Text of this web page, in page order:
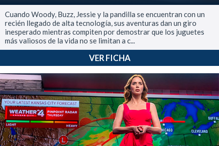
Cuando Woody, Buzz, Jessie y la pandilla se encuentran con un
recién llegado de alta tecnología, sus aventuras dan un giro
inesperado mientras compiten por demostrar que los juguetes
más valiosos de la vida no se limitan a c...
VER FICHA